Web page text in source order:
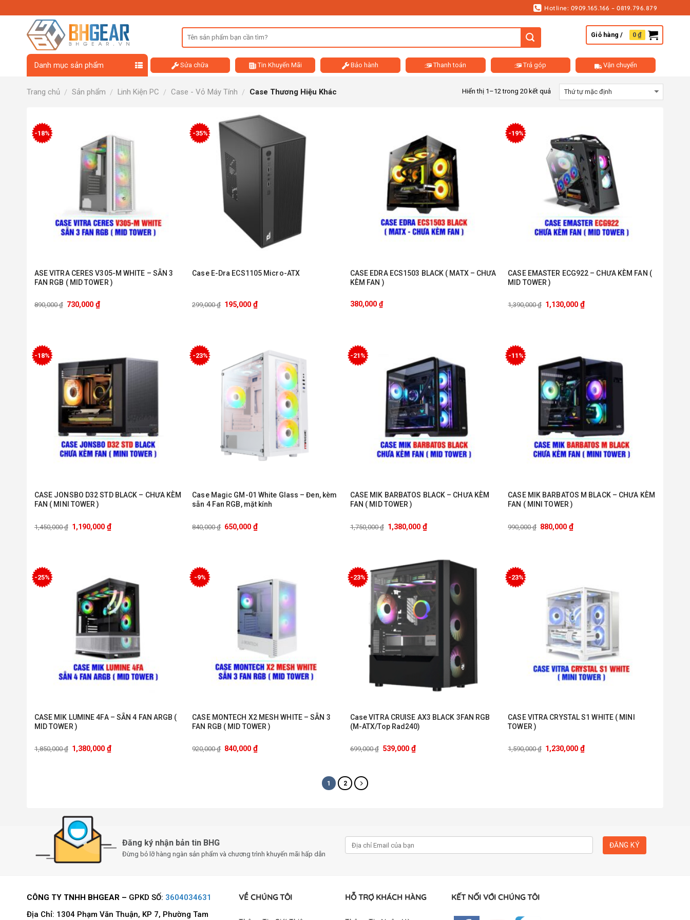
Hotline: 0909.165.166 – 0819.796.879
Giỏ hàng / 0₫
Danh mục sản phẩm Sửa chữa Tin Khuyến Mãi Bảo hành Thanh toán Trả góp Vận chuyển
Trang chủ / Sản phẩm / Linh Kiện PC / Case - Vỏ Máy Tính / Case Thương Hiệu Khác Hiển thị 1–12 trong 20 kết quả
-18%
ASE VITRA CERES V305-M WHITE – SẴN 3
FAN RGB ( MID TOWER )
890,000₫ 730,000 ₫
-35%
Case E-Dra ECS1105 Micro-ATX
299,000₫ 195,000₫
CASE EDRA ECS1503 BLACK ( MATX – CHƯA
KÈM FAN )
380,000 ₫
-19%
CASE EMASTER ECG922 – CHƯA KÈM FAN (
MID TOWER )
1,390,000₫ 1,130,000₫
-18%
CASE JONSBO D32 STD BLACK – CHƯA KÈM
FAN ( MINI TOWER )
1,450,000₫ 1,190,000 ₫
-23%
Case Magic GM-01 White Glass – Đen, kèm
sẵn 4 Fan RGB, mặt kính
840,000₫ 650,000₫
-21%
CASE MIK BARBATOS BLACK – CHƯA KÈM
FAN ( MID TOWER )
1,750,000₫ 1,380,000 ₫
-11%
CASE MIK BARBATOS M BLACK – CHƯA KÈM
FAN ( MINI TOWER )
990,000₫ 880,000₫
-25%
CASE MIK LUMINE 4FA – SẴN 4 FAN ARGB (
MID TOWER )
1,850,000₫ 1,380,000 ₫
-9%
CASE MONTECH X2 MESH WHITE – SẴN 3
FAN RGB ( MID TOWER )
920,000₫ 840,000₫
-23%
Case VITRA CRUISE AX3 BLACK 3FAN RGB
(M-ATX/Top Rad240)
699,000₫ 539,000 ₫
-23%
CASE VITRA CRYSTAL S1 WHITE ( MINI
TOWER )
1,590,000₫ 1,230,000₫
1 2
Đăng ký nhận bản tin BHG
Đừng bỏ lỡ hàng ngàn sản phẩm và chương trình khuyến mãi hấp dẫn
CÔNG TY TNHH BHGEAR – GPKD SỐ: 3604034631
Địa Chỉ: 1304 Phạm Văn Thuận, KP 7, Phường Tam
VỀ CHÚNG TÔI HỖ TRỢ KHÁCH HÀNG KẾT NỐI VỚI CHÚNG TÔI